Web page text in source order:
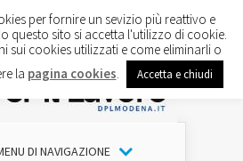
DI NAVIGAZIONE
per fornire un sevizio più reattivo e
questo sito si accetta l'utilizzo di cookie.
sui cookies utilizzati e come eliminarli o
la pagina cookies Accetta e chiudi